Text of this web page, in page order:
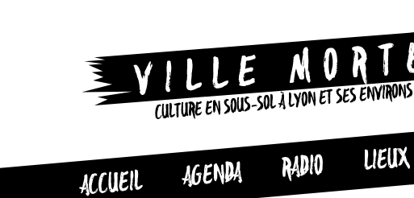
CULTURE EN SOUS-SOL À LYON ET SES ENVIRONS
ACCUEIL AGENDA RADIO LIEUX